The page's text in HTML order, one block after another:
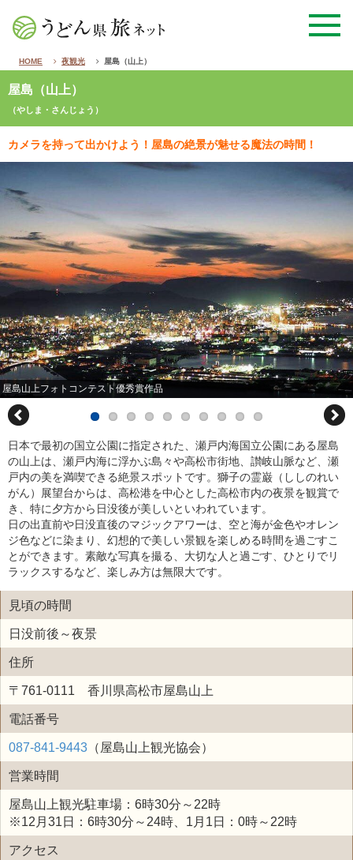
HOME 夜観光 屋島（山上）
屋島（山上）
（やしま・さんじょう）
カメラを持って出かけよう！屋島の絶景が魅せる魔法の時間！
屋島山上フォトコンテスト優秀賞作品
日本で最初の国立公園に指定された、瀬戸内海国立公園にある屋島
の山上は、瀬戸内海に浮かぶ島々や高松市街地、讃岐山脈など、瀬
戸内の美を満喫できる絶景スポットです。獅子の霊巌（ししのれい
がん）展望台からは、高松港を中心とした高松市内の夜景を観賞で
き、特に夕方から日没後が美しいといわれています。
日の出直前や日没直後のマジックアワーは、空と海が金色やオレン
ジ色などに染まり、幻想的で美しい景観を楽しめる時間を過ごすこ
とができます。素敵な写真を撮る、大切な人と過ごす、ひとりでリ
ラックスするなど、楽しみ方は無限大です。
見頃の時間
日没前後～夜景
住所
〒761-0111 香川県高松市屋島山上
電話番号
087-841-9443 （屋島山上観光協会）
営業時間
屋島山上観光駐車場：6時30分～22時
※12月31日：6時30分～24時、1月1日：0時～22時
アクセス